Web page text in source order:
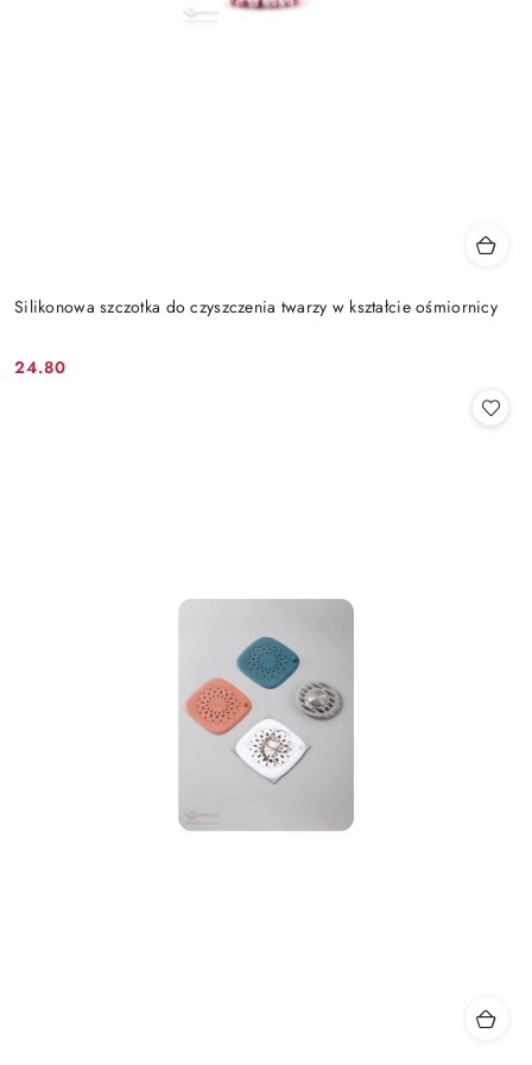
Silikonowa szczotka do czyszczenia twarzy w kształcie ośmiornicy
Cena:
24.80